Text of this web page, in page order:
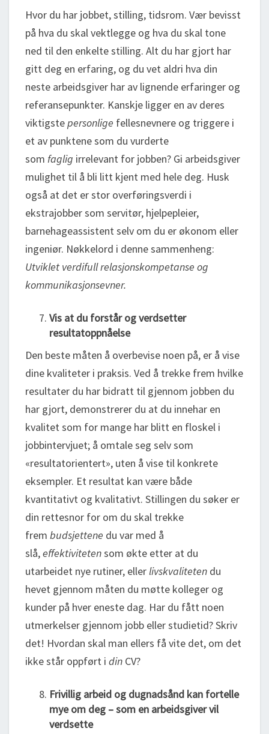
Hvor du har jobbet, stilling, tidsrom. Vær bevisst
på hva du skal vektlegge og hva du skal tone
ned til den enkelte stilling. Alt du har gjort har
gitt deg en erfaring, og du vet aldri hva din
neste arbeidsgiver har av lignende erfaringer og
referansepunkter. Kanskje ligger en av deres
viktigstepersonlige fellesnevnere og triggere i
et av punktene som du vurderte
som faglig irrelevant for jobben? Gi arbeidsgiver
mulighet til å bli litt kjent med hele deg. Husk
også at det er stor overføringsverdi i
ekstrajobber som servitør, hjelpepleier,
barnehageassistent selv om du er økonom eller
ingeniør. Nøkkelord i denne sammenheng:
Utviklet verdifull relasjonskompetanse og
kommunikasjonsevner.
Vis at du forstår og verdsetter
resultatoppnåelse
Den beste måten å overbevise noen på, er å vise
dine kvaliteter i praksis. Ved å trekke frem hvilke
resultater du har bidratt til gjennom jobben du
har gjort, demonstrerer du at du innehar en
kvalitet som for mange har blitt en floskel i
jobbintervjuet; å omtale seg selv som
«resultatorientert», uten å vise til konkrete
eksempler. Et resultat kan være både
kvantitativt og kvalitativt. Stillingen du søker er
din rettesnor for om du skal trekke
frem budsjettene du var med å
slå,effektivitetensom økte etter at du
utarbeidet nye rutiner, ellerlivskvaliteten du
hevet gjennom måten du møtte kolleger og
kunder på hver eneste dag. Har du fått noen
utmerkelser gjennom jobb eller studietid? Skriv
det! Hvordan skal man ellers få vite det, om det
ikke står oppført i din CV?
Frivillig arbeid og dugnadsånd kan fortelle
mye om deg – som en arbeidsgiver vil
verdsette